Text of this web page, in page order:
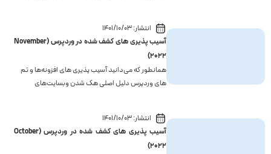
میلیون وب سایت...
انتشار:1401/10/03
آسیب پذیری های کشف شده در وردپرس (November
2022)
همانطور که می‌دانید آسیب پذیری های افزونه‌ها و تم
های وردپرس دلیل اصلی هک شدن وبسایت‌های
دهیم تا اقدامات لازم جهت بروزرسانی یا حذف آن‌ها
انجام شود...
انتشار:1401/10/03
آسیب پذیری های کشف شده در وردپرس (October
2022)